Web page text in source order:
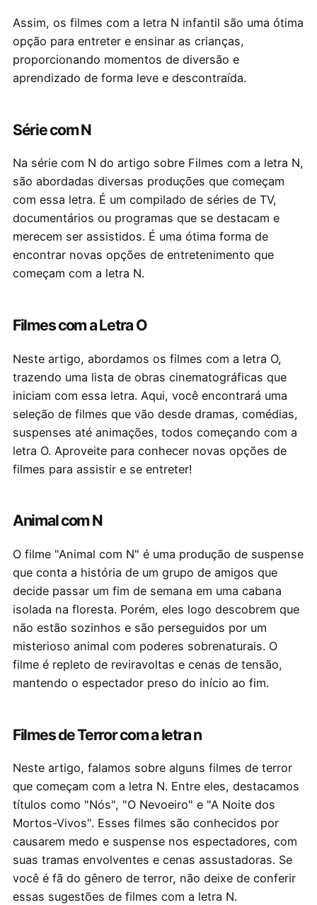
Assim, os filmes com a letra N infantil são uma ótima
opção para entreter e ensinar as crianças,
proporcionando momentos de diversão e
aprendizado de forma leve e descontraída.
Série com N
Na série com N do artigo sobre Filmes com a letra N,
são abordadas diversas produções que começam
com essa letra. É um compilado de séries de TV,
documentários ou programas que se destacam e
merecem ser assistidos. É uma ótima forma de
encontrar novas opções de entretenimento que
começam com a letra N.
Filmes com a Letra O
Neste artigo, abordamos os filmes com a letra O,
trazendo uma lista de obras cinematográficas que
iniciam com essa letra. Aqui, você encontrará uma
seleção de filmes que vão desde dramas, comédias,
suspenses até animações, todos começando com a
letra O. Aproveite para conhecer novas opções de
filmes para assistir e se entreter!
Animal com N
O filme "Animal com N" é uma produção de suspense
que conta a história de um grupo de amigos que
decide passar um fim de semana em uma cabana
isolada na floresta. Porém, eles logo descobrem que
não estão sozinhos e são perseguidos por um
misterioso animal com poderes sobrenaturais. O
filme é repleto de reviravoltas e cenas de tensão,
mantendo o espectador preso do início ao fim.
Filmes de Terror com a letra n
Neste artigo, falamos sobre alguns filmes de terror
que começam com a letra N. Entre eles, destacamos
títulos como "Nós", "O Nevoeiro" e "A Noite dos
Mortos-Vivos". Esses filmes são conhecidos por
causarem medo e suspense nos espectadores, com
suas tramas envolventes e cenas assustadoras. Se
você é fã do gênero de terror, não deixe de conferir
essas sugestões de filmes com a letra N.